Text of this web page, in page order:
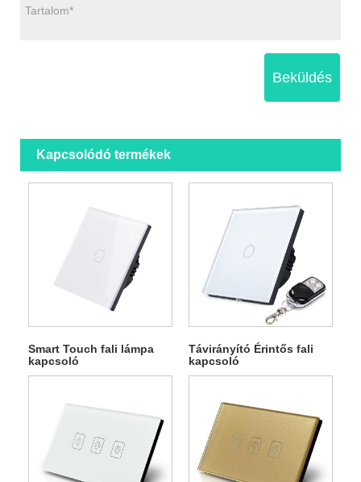
Beküldés
Kapcsolódó termékek
Smart Touch fali lámpa
kapcsoló
Távirányító Érintős fali
kapcsoló